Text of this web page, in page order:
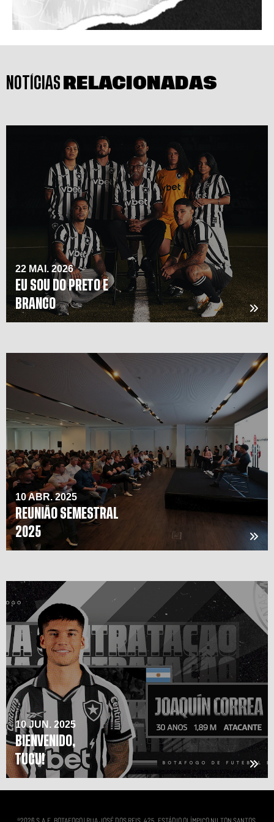
NOTÍCIAS RELACIONADAS
22 MAI. 2026
EU SOU DO PRETO E
BRANCO
10 ABR. 2025
REUNIÃO SEMESTRAL
2025
10 JUN. 2025
BIENVENIDO,
TUCU!
®2026 S.A.F. BOTAFOGO | RUA JOSÉ DOS REIS, 425, ESTÁDIO OLÍMPICO NILTON SANTOS,